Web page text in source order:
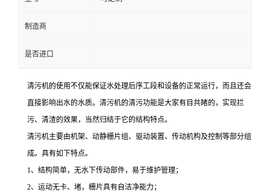
制造商
是否进口
清污机的使用不仅能保证水处理后序工段和设备的正常运行，而且还会
直接影响出水的水质。清污机的清污功能是大家有目共睹的，实现拦
污、清渣的效果，当然归结于它的结构特点。
清污机主要由机架、动静栅片组、驱动装置、传动机构及控制等部分组
成。具有如下特点。
1、结构简单，无水下传动部件，易于维护管理；
2、运动无卡、堵，栅片具有自洁净能力；